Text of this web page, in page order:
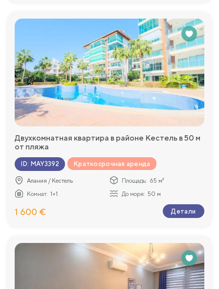
Двухкомнатная квартира в районе Кестель в 50 м
от пляжа
ID: MAY3392 Краткосрочная аренда
Алания / Кестель Площадь: 65 м²
Комнат: 1+1 До моря: 50 м
1 600 € Детали